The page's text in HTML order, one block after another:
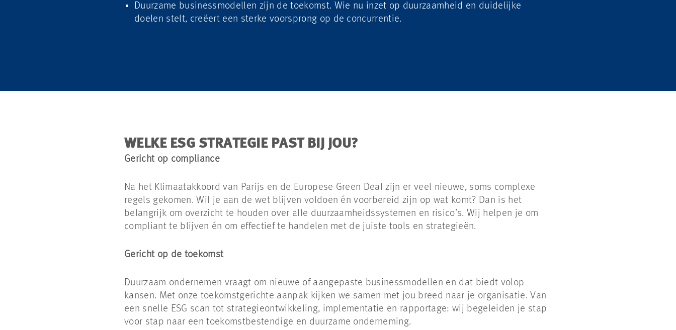
Duurzame businessmodellen zijn de toekomst. Wie nu inzet op duurzaamheid en duidelijke
doelen stelt, creëert een sterke voorsprong op de concurrentie.
WELKE ESG STRATEGIE PAST BIJ JOU?
Gericht op compliance
Na het Klimaatakkoord van Parijs en de Europese Green Deal zijn er veel nieuwe, soms complexe
regels gekomen. Wil je aan de wet blijven voldoen én voorbereid zijn op wat komt? Dan is het
belangrijk om overzicht te houden over alle duurzaamheidssystemen en risico’s. Wij helpen je om
compliant te blijven én om effectief te handelen met de juiste tools en strategieën.
Gericht op de toekomst
Duurzaam ondernemen vraagt om nieuwe of aangepaste businessmodellen en dat biedt volop
kansen. Met onze toekomstgerichte aanpak kijken we samen met jou breed naar je organisatie. Van
een snelle ESG scan tot strategieontwikkeling, implementatie en rapportage: wij begeleiden je stap
voor stap naar een toekomstbestendige en duurzame onderneming.